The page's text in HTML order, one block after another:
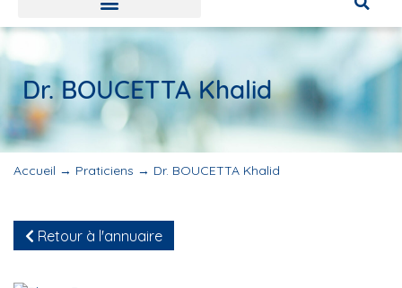
Dr. BOUCETTA Khalid
Accueil → Praticiens → Dr. BOUCETTA Khalid
Retour à l'annuaire